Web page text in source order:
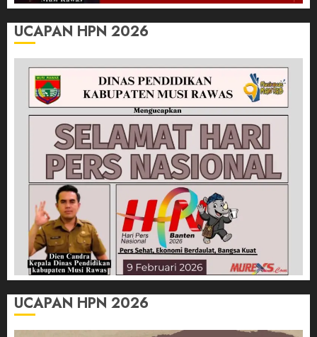
UCAPAN HPN 2026
UCAPAN HPN 2026